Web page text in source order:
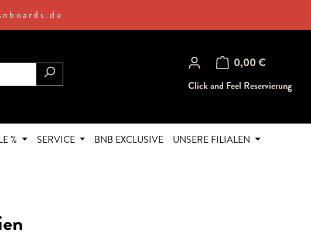
0,00 €
Warenkorb enthält 0
Click and Feel Reservierung
% SERVICE BNB EXCLUSIVE
UNSERE FILIALEN